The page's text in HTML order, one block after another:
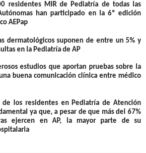
residentes MIR de Pediatría de todas las
han participado en la 6º edición
AEPap
dermatológicos suponen de entre un 5% y
en la Pediatría de AP
estudios que aportan pruebas sobre la
buena comunicación clínica entre médico
de los residentes en Pediatría de Atención
ya que, a pesar de que más del 67%
ejercen en AP, la mayor parte de su